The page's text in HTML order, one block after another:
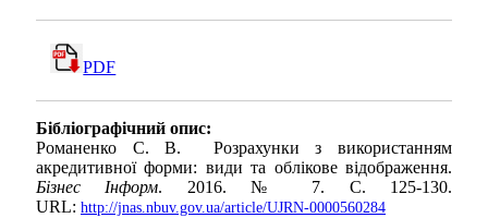
PDF
Бібліографічний опис:
Романенко С. В. Розрахунки з використанням
акредитивної форми: види та облікове відображення.
Бізнес Інформ. 2016. № 7. С. 125-130.
URL: http://jnas.nbuv.gov.ua/article/UJRN-0000560284